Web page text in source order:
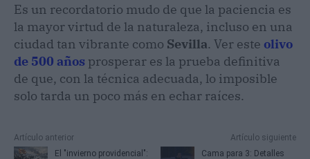
Es un recordatorio mudo de que la paciencia es
la mayor virtud de la naturaleza, incluso en una
ciudad tan vibrante como Sevilla. Ver este olivo
de 500 años prosperar es la prueba definitiva
de que, con la técnica adecuada, lo imposible
solo tarda un poco más en echar raíces.
Artículo anterior
El "invierno providencial":
Artículo siguiente
Cama para 3: Detalles